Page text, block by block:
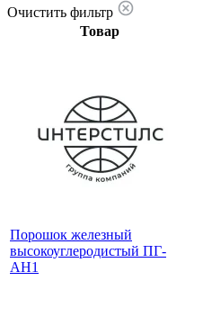
Очистить фильтр
Товар
Порошок железный
высокоуглеродистый ПГ-
АН1